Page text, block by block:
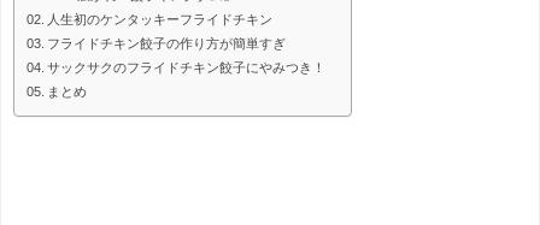
人生初のケンタッキーフライドチキン
フライドチキン餃子の作り方が簡単すぎ
サックサクのフライドチキン餃子にやみつき！
まとめ